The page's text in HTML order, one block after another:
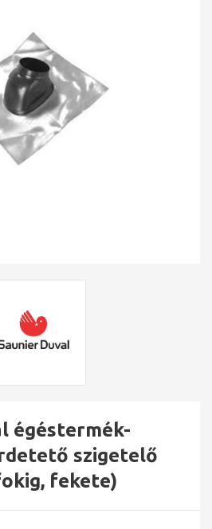
égéstermék-
szigetelő
fekete)